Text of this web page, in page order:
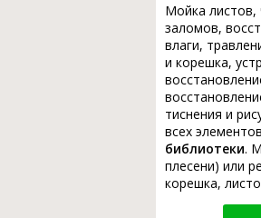
Мойка листов,
заломов,
влаги,
и корешка,
тиснения и
всех
библиотеки.
плесени) или
корешка,